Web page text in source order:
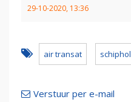
29-10-2020, 13:36
air transat schiphol
Verstuur per e-mail